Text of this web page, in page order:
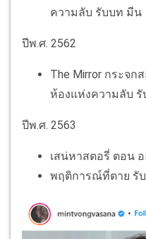
ความลับ รับบท มีน
ปีพ.ศ. 2562
The Mirror กระจ
ห้องแห่งความลับ
ปีพ.ศ. 2563
เสน่หาสตอรี่ ตอน
พฤติการณ์ที่ตาย รั